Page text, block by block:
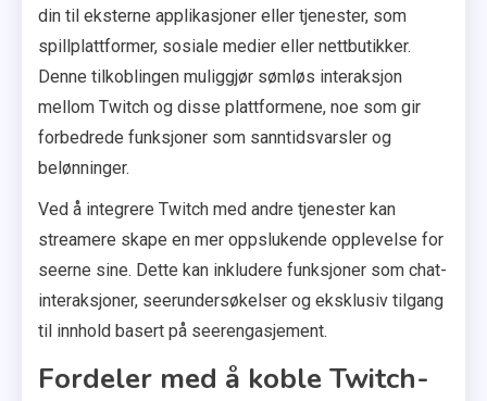
din til eksterne applikasjoner eller tjenester, som
spillplattformer, sosiale medier eller nettbutikker.
Denne tilkoblingen muliggjør sømløs interaksjon
mellom Twitch og disse plattformene, noe som gir
forbedrede funksjoner som sanntidsvarsler og
belønninger.
Ved å integrere Twitch med andre tjenester kan
streamere skape en mer oppslukende opplevelse for
seerne sine. Dette kan inkludere funksjoner som chat-
interaksjoner, seerundersøkelser og eksklusiv tilgang
til innhold basert på seerengasjement.
Fordeler med å koble Twitch-